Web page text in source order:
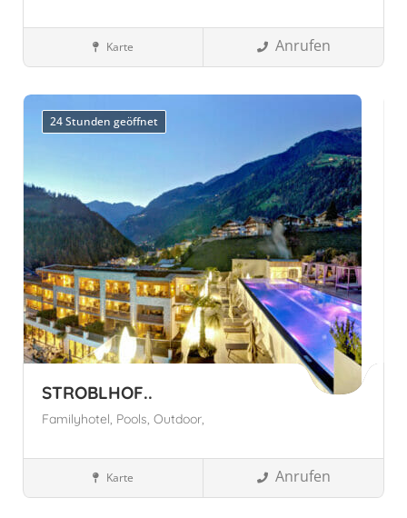
Wellnesshotels Tirol, Österreich
Karte Anrufen
24 Stunden geöffnet
STROBLHOF..
Familyhotel, Pools, Outdoor,
WellnesshotelsKarte Anrufen